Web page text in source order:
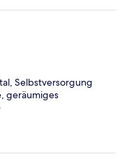
Selbstversorgung
geräumiges